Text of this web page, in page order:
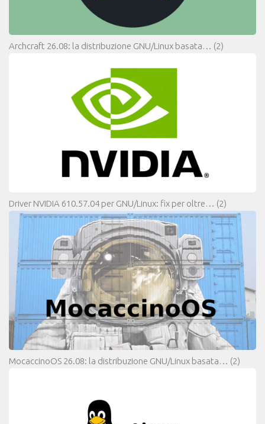
Archcraft 26.08: la distribuzione GNU/Linux basata… (2)
Driver NVIDIA 610.57.04 per GNU/Linux: fix per oltre… (2)
MocaccinoOS 26.08: la distribuzione GNU/Linux basata… (2)